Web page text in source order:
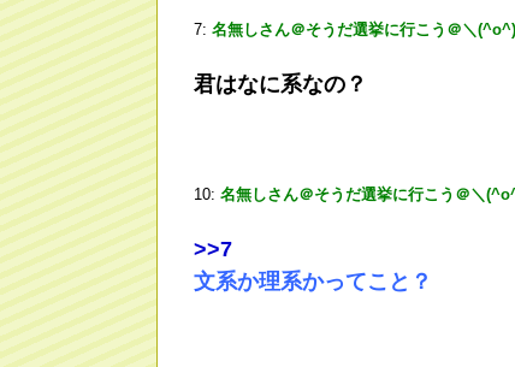
7: 名無しさん＠そうだ選挙に行こう＠＼
君はなに系なの？
10: 名無しさん＠そうだ選挙に行こう＠＼
>>7
文系か理系かってこと？